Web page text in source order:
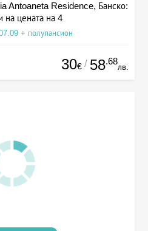
Antoaneta Residence, Банско:
на цената на 4
+ полупансион
30€ / 58.68
лв.